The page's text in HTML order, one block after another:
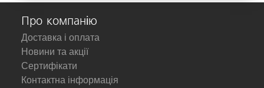
Про компанію
Доставка і оплата
Новини та акції
Сертифікати
Контактна інформація